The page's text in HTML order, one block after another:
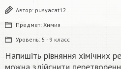
Автор: pusyacat12
Предмет: Химия
Уровень: 5 - 9 класс
Напишіть рівняння хімічних